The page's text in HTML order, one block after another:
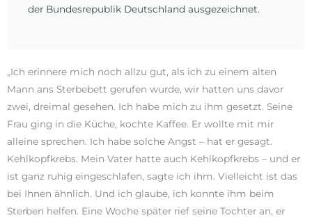
der Bundesrepublik Deutschland ausgezeichnet.
„Ich erinnere mich noch allzu gut, als ich zu einem alten
Mann ans Sterbebett gerufen wurde, wir hatten uns davor
zwei, dreimal gesehen. Ich habe mich zu ihm gesetzt. Seine
Frau ging in die Küche, kochte Kaffee. Er wollte mit mir
alleine sprechen. Ich habe solche Angst – hat er gesagt.
Kehlkopfkrebs. Mein Vater hatte auch Kehlkopfkrebs – und er
ist ganz ruhig eingeschlafen, sagte ich ihm. Vielleicht ist das
bei Ihnen ähnlich. Und ich glaube, ich konnte ihm beim
Sterben helfen. Eine Woche später rief seine Tochter an, er